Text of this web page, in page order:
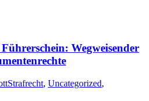
Wegweisender
Strafrecht, Uncategorized,